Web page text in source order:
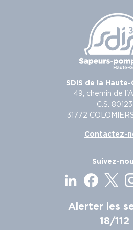
SDIS de la
49, chemin de
C.S. 80123
31772
Contactez-
Suivez-
Alerter les
18/112